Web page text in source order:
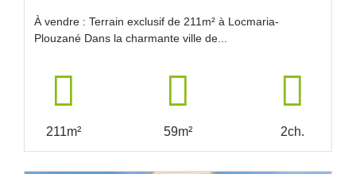
À vendre : Terrain exclusif de 211m² à Locmaria-
Plouzané Dans la charmante ville de...
211m² 59m² 2ch.